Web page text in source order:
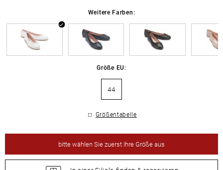
Weitere Farben:
Größe EU:
44
Größentabelle
bittewählen Sie zuerst Ihre Größe aus